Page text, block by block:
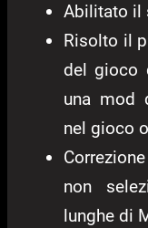
Abilitato il
Risolto il
del gioco
una mod
nel gioco
non
lunghe di